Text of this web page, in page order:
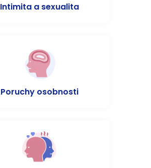
Intimita a sexualita
Poruchy osobnosti